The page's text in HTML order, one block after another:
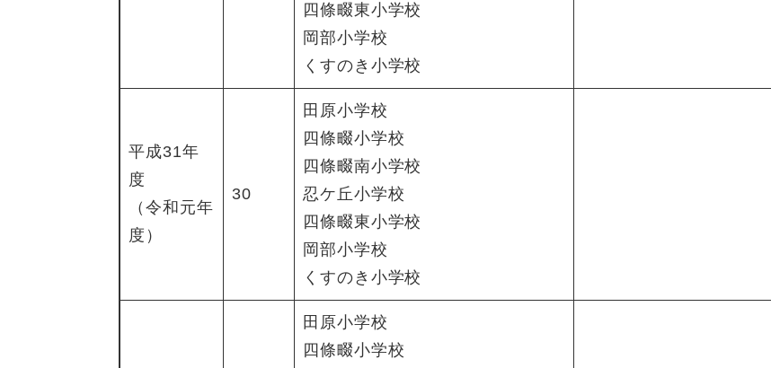
四條畷東小学校
岡部小学校
くすのき小学校
平成31年
度
（令和元年
度）
30
田原小学校
四條畷小学校
四條畷南小学校
忍ケ丘小学校
四條畷東小学校
岡部小学校
くすのき小学校
田原小学校
四條畷小学校